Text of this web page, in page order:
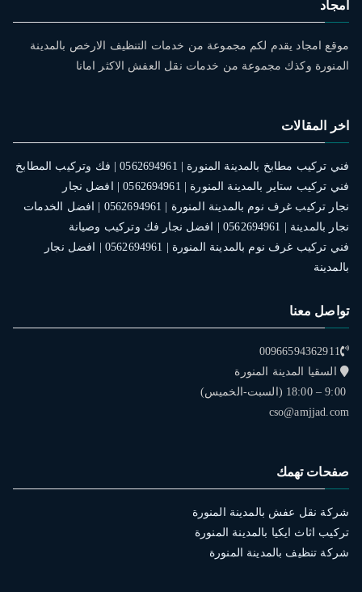
امجاد
موقع امجاد يقدم لكم مجموعة من خدمات التنظيف الارخص بالمدينة
المنورة وكذك مجموعة من خدمات نقل العفش الاكثر امانا
اخر المقالات
فني تركيب مطابخ بالمدينة المنورة | 0562694961 | فك وتركيب المطابخ
فني تركيب ستاير بالمدينة المنورة | 0562694961 | افضل نجار
نجار تركيب غرف نوم بالمدينة المنورة | 0562694961 | افضل الخدمات
نجار بالمدينة | 0562694961 | افضل نجار فك وتركيب وصيانة
فني تركيب غرف نوم بالمدينة المنورة | 0562694961 | افضل نجار
بالمدينة
تواصل معنا
00966594362911
السقيا المدينة المنورة
9:00 – 18:00 (السبت-الخميس)
cso@amjjad.com
صفحات تهمك
شركة نقل عفش بالمدينة المنورة
تركيب اثاث ايكيا بالمدينة المنورة
شركة تنظيف بالمدينة المنورة